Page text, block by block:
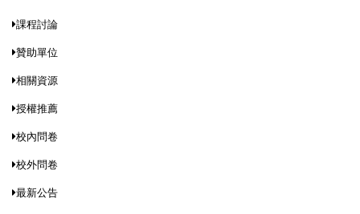
課程討論
贊助單位
相關資源
授權推薦
校內問卷
校外問卷
最新公告